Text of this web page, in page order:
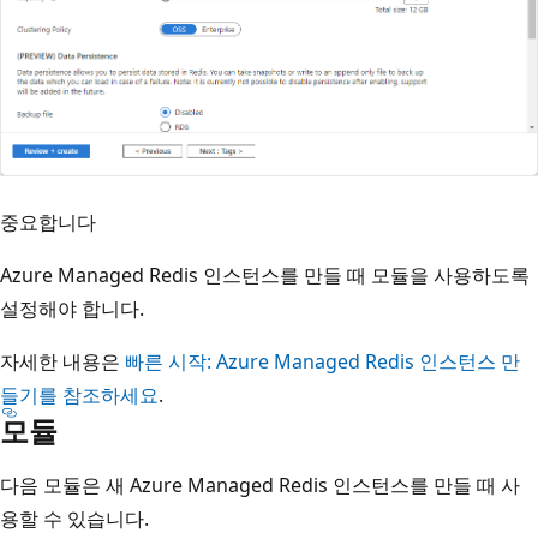
중요합니다
Azure Managed Redis 인스턴스를 만들 때 모듈을 사용하도록
설정해야 합니다.
자세한 내용은 빠른 시작: Azure Managed Redis 인스턴스 만
들기를 참조하세요.
모듈
다음 모듈은 새 Azure Managed Redis 인스턴스를 만들 때 사
용할 수 있습니다.